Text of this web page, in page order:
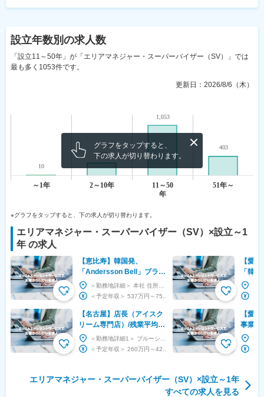
設立年数別の求人数
「設立11～50年」が「エリアマネジャー・スーパーバイザー（SV）」では
最も多く1053件です。
更新日： 2026/8/6（木）
グラフをタップすると、
下の求人が切り替わります。
※グラフをタップすると、下の求人が切り替わります。
エリアマネジャー・スーパーバイザー（SV） ×設立 ～1
年の求人
【恵比寿】韓国発、
「Andersson Bell」ブラン
ド営業担当／英語力を活か
せる！／年休131日
【名古屋】店長（アイスク
リーム専門店）/残業平均
30H/事業拡大で将来性◎/キ
ャリアアップ実現できる
【愛
「韓
業拡
アップ
【愛
事業部
業平
性◎
エリアマネジャー・スーパーバイザー（SV） ×設立～1年
すべての求人を見る